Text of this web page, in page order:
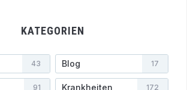
KATEGORIEN
43 Blog 17
91 Krankheiten 172